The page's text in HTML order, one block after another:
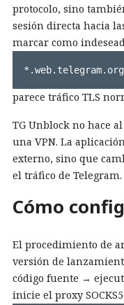
protocolo, sino
sesión directa hacia
marcar como
*.web.telegram.org
parece tráfico TLS
TG Unblock no hace
una VPN. La
externo, sino que
el tráfico de Telegram.
Cómo
El procedimiento de
versión de
código fuente →
inicie el proxy